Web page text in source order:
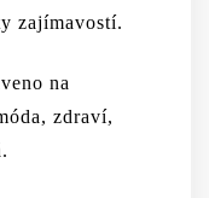
zajímavostí.
na
zdraví,